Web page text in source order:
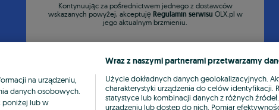
Kontynuując za pośrednictwem jednego z dostawców
wskazanych powyżej, akceptuję Regulamin serwisu OLX.pl w
jego aktualnym brzmieniu.
na urządzeniu,
danych osobowych.
poniżej lub w
Wraz z naszymi partnerami przetwarzamy
Użycie dokładnych danych geolokalizacyjnych.
charakterystyki urządzenia do celów identyfikacji.
statystyce lub kombinacji danych z różnych
urządzeniu lub dostęp do nich. Pomiar